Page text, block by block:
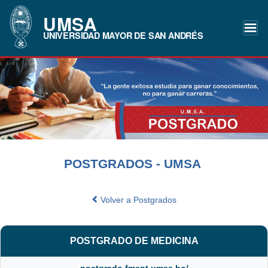
UMSA
UNIVERSIDAD MAYOR DE SAN ANDRÉS
POSTGRADOS - UMSA
Volver a Postgrados
POSTGRADO DE MEDICINA